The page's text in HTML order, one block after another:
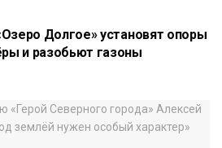
Долгое» установят опоры
и разобьют газоны